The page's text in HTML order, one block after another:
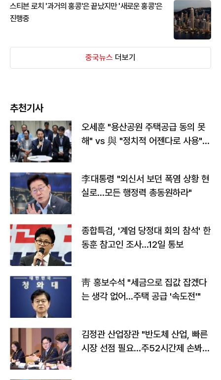
스티븐 로치 '과거의 홍콩'은 끝났지만 '새로운 홍콩'은
진행중
중국뉴스 더보기
추천기사
오세훈 "용산공원 주택공급 동의 못
해" vs 與 "정치적 어젠다로 사용"
李대통령 "외신서 보던 폭염 상황 현
실로…모든 행정력 총동원하라"
종합특검, '계엄 당정대 회의 참석' 한
동훈 참고인 조사...12일 통보
靑 홍보수석 "세금으로 집값 잡겠다
는 생각 없어…주택 공급 '속도전'"
김정관 산업장관 "반도체 산업, 빠른
시장 선점 필요…주52시간제 손봐